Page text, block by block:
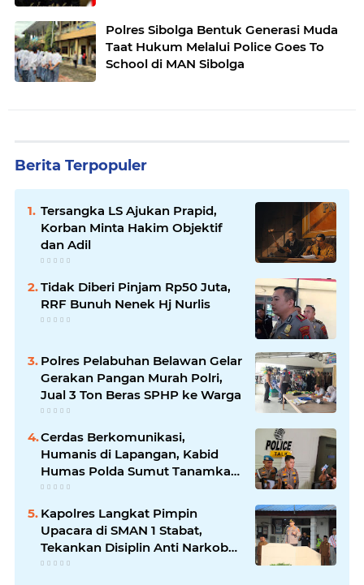
Polres Sibolga Bentuk Generasi Muda
Taat Hukum Melalui Police Goes To
School di MAN Sibolga
Berita Terpopuler
Tersangka LS Ajukan Prapid,
Korban Minta Hakim Objektif
dan Adil
Tidak Diberi Pinjam Rp50 Juta,
RRF Bunuh Nenek Hj Nurlis
Polres Pelabuhan Belawan Gelar
Gerakan Pangan Murah Polri,
Jual 3 Ton Beras SPHP ke Warga
Cerdas Berkomunikasi,
Humanis di Lapangan, Kabid
Humas Polda Sumut Tanamkan
Nilai Kehumasan pada Siswa
Kapolres Langkat Pimpin
Upacara di SMAN 1 Stabat,
Tekankan Disiplin Anti Narkoba
dan Bijak Bermedsos